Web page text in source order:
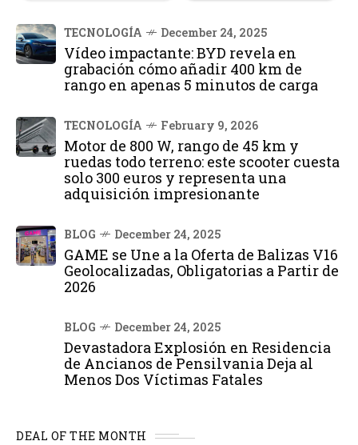
TECNOLOGÍA December 24, 2025
Vídeo impactante: BYD revela en
grabación cómo añadir 400 km de
rango en apenas 5 minutos de carga
TECNOLOGÍA February 9, 2026
Motor de 800 W, rango de 45 km y
ruedas todo terreno: este scooter cuesta
solo 300 euros y representa una
adquisición impresionante
BLOG December 24, 2025
GAME se Une a la Oferta de Balizas V16
Geolocalizadas, Obligatorias a Partir de
2026
BLOG December 24, 2025
Devastadora Explosión en Residencia
de Ancianos de Pensilvania Deja al
Menos Dos Víctimas Fatales
DEAL OF THE MONTH